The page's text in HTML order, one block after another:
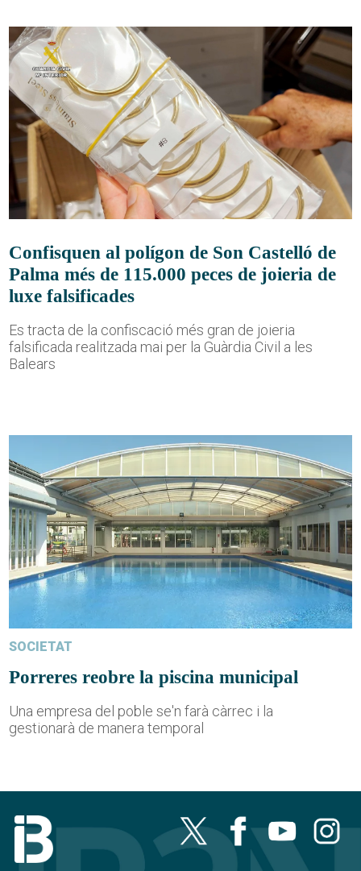
Confisquen al polígon de Son Castelló de
Palma més de 115.000 peces de joieria de
luxe falsificades
Es tracta de la confiscació més gran de joieria
falsificada realitzada mai per la Guàrdia Civil a les
Balears
SOCIETAT
Porreres reobre la piscina municipal
Una empresa del poble se'n farà càrrec i la
gestionarà de manera temporal